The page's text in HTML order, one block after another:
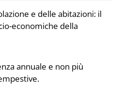
e delle abitazioni: il
economiche della
annuale e non più